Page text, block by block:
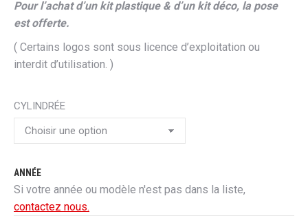
Pour l’achat d’un kit plastique & d’un kit déco, la pose
est offerte.
( Certains logos sont sous licence d’exploitation ou
interdit d’utilisation. )
CYLINDRÉE
ANNÉE
Si votre année ou modèle n'est pas dans la liste,
contactez nous.